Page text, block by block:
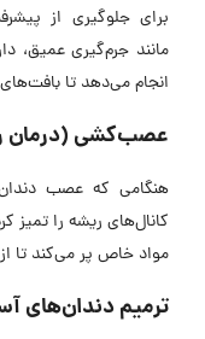
برای جلوگیری از
مانند جرم‌گیری عمیق،
انجام می‌دهد تا
عصب‌کشی (درمان
هنگامی که عصب
کانال‌های ریشه را تمیز
مواد خاص پر می‌کند تا
ترمیم دندان‌های